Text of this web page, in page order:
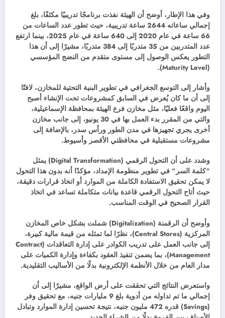
وفي هذا الإطار، أوضح أن الهيئة نفذت برنامجًا تدريبيًا مكثفًا، بلغ
إجمالي ساعاته 2644 ساعة تدريبية، حيث تطور عدد الساعات من
66 ساعة في عام 2020 إلى 640 ساعة في عام 2025، بينما ارتفع
عدد المتدربين من 35 متدربًا إلى 384 متدربًا، مشيرًا إلى أن هذا
التطور يعكس الوصول إلى مستوى متقدم من النضج المؤسسي
(Maturity Level).
وأشار إلى التوسع الجغرافي في تطوير البنية التحتية للمخازن، لافتًا
إلى أن ما كان يُعرض في السابق كمشروعات تحت الإنشاء أصبح
اليوم واقعًا فعليًا، مثل مخازن فرع الهيئة بمحافظة الإسماعيلية،
والتي من المقرر بدء العمل بها في 30 يونيو، إلى جانب مخازن
أخرى يجري تجهيزها في مدن الطور ورأس سدر، بالإضافة إلى
مشروعات مستقبلية في محافظتي الأقصر وأسيوط.
وشدد على أن التحول الرقمي (Digital Transformation) يمثل
“كلمة السر” في تطوير منظومة الإمداد، مؤكدًا أنه بدون هذا التحول
لا يمكن تحقيق الاستفادة الكاملة من الموارد أو اتخاذ قرارات دقيقة،
حيث أتاح التحول الرقمي قاعدة بيانات متكاملة تساعد في اتخاذ
القرار الصحيح في الوقت المناسب.
وأوضح أن الرقمنة (Digitalization) شملت بشكل خاص المخازن
المركزية (Central Stores)، نظرًا لما تمثله من قيمة مالية كبيرة،
إلى جانب العمل على تدريب الكوادر على إدارة التعاقدات (Contract
Management)، بما يضمن تنفيذ العقود بكفاءة وإدارة الكميات على
مدار العام من خلال الأنظمة الإلكترونية بدلًا من الأساليب التقليدية.
واستعرض النتائج التي تحققت على أرض الواقع، مشيرًا إلى أن
إجمالي ما تم تداوله من أدوية بلغ 9 مليارات جنيه، مع تحقيق وفر
(Savings) قدره 472 مليون جنيه، نتيجة تحسين إدارة الموارد وتبادل